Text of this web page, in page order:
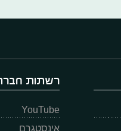
רשתות
YouTube
אינסטגרם